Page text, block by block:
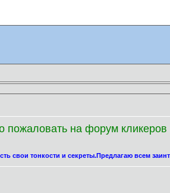
пожаловать на форум кликеров
свои тонкости и секреты.Предлагаю всем